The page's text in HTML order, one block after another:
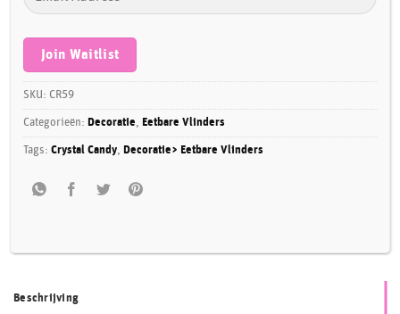
your
address
to
join
the
waitlist
for
product
Join Waitlist
SKU: CR59
Categorieën: Decoratie, Eetbare Vlinders
Tags:Crystal Candy, Decoratie> Eetbare Vlinders
Beschrijving